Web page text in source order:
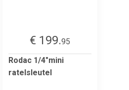
€ 199.95
Rodac 1/4"mini
ratelsleutel